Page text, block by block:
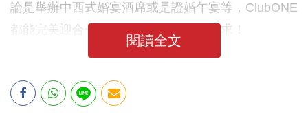
論是舉辦中西式婚宴酒席或是證婚午宴等，ClubONE
都能完美迎合一眾「嘴嚵」的準新人要求！
閱讀全文